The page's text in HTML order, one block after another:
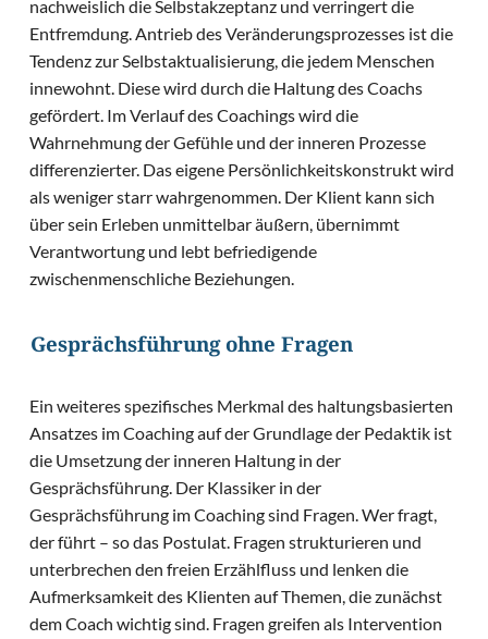
nachweislich die Selbstakzeptanz und verringert die
Entfremdung. Antrieb des Veränderungsprozesses ist die
Tendenz zur Selbstaktualisierung, die jedem Menschen
innewohnt. Diese wird durch die Haltung des Coachs
gefördert. Im Verlauf des Coachings wird die
Wahrnehmung der Gefühle und der inneren Prozesse
differenzierter. Das eigene Persönlichkeitskonstrukt wird
als weniger starr wahrgenommen. Der Klient kann sich
über sein Erleben unmittelbar äußern, übernimmt
Verantwortung und lebt befriedigende
zwischenmenschliche Beziehungen.
Gesprächsführung ohne Fragen
Ein weiteres spezifisches Merkmal des haltungsbasierten
Ansatzes im Coaching auf der Grundlage der Pedaktik ist
die Umsetzung der inneren Haltung in der
Gesprächsführung. Der Klassiker in der
Gesprächsführung im Coaching sind Fragen. Wer fragt,
der führt – so das Postulat. Fragen strukturieren und
unterbrechen den freien Erzählfluss und lenken die
Aufmerksamkeit des Klienten auf Themen, die zunächst
dem Coach wichtig sind. Fragen greifen als Intervention